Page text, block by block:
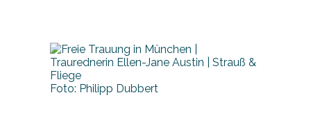
Foto: Philipp Dubbert